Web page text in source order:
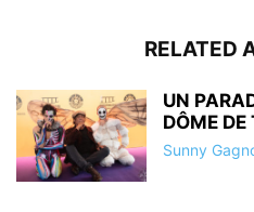
RELATED
UN
DÔME DE
Sunny